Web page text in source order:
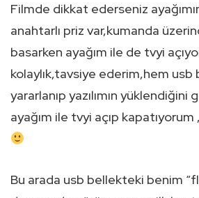
Filmde dikkat ederseniz
anahtarlı priz var,kumanda
basarken ayağım ile de tvyi
kolaylık,tavsiye ederim,hem usb
yararlanıp yazılımın
ayağım ile tvyi açıp
Bu arada usb bellekteki benim